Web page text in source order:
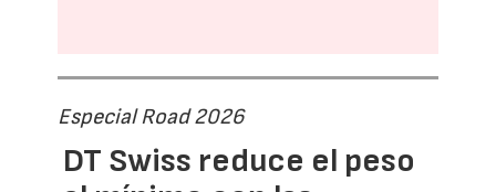
Especial Road 2026
DT Swiss reduce el peso